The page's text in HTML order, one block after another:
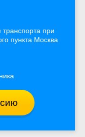
транспорта при
пункта Москва